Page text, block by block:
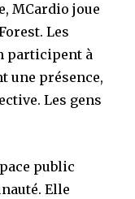
MCardio joue
Les
participent à
une présence,
Les gens
public
Elle